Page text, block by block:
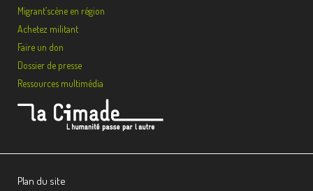
Migrant’scène en région
Achetez militant
Faire un don
Dossier de presse
Ressources multimédia
Plan du site